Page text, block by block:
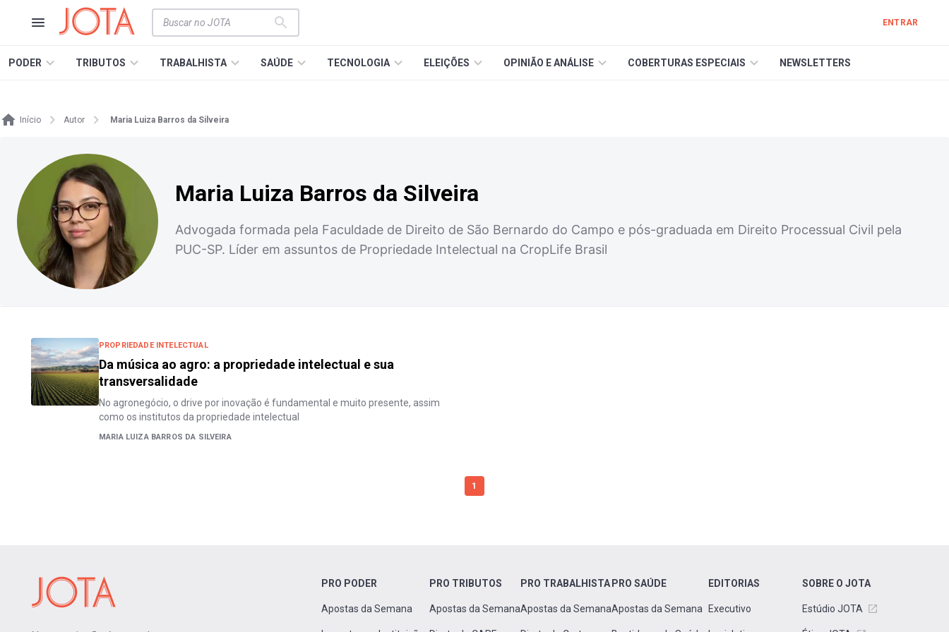
ENTRAR
PODER TRIBUTOS TRABALHISTA SAÚDE TECNOLOGIA ELEIÇÕES OPINIÃO E ANÁLISE COBERTURAS ESPECIAIS NEWSLETTERS
Início Autor Maria Luiza Barros da Silveira
Maria Luiza Barros da Silveira
Advogada formada pela Faculdade de Direito de São Bernardo do Campo e pós-graduada em Direito Processual Civil pela
PUC-SP. Líder em assuntos de Propriedade Intelectual na CropLife Brasil
PROPRIEDADE INTELECTUAL
Da música ao agro: a propriedade intelectual e sua
transversalidade
No agronegócio, o drive por inovação é fundamental e muito presente, assim
como os institutos da propriedade intelectual
MARIA LUIZA BARROS DA SILVEIRA
1
PRO PODER
Apostas da Semana
PRO TRIBUTOS
Apostas da Semana
PRO TRABALHISTA
Apostas da Semana
PRO SAÚDE
Apostas da Semana
EDITORIAS
Executivo
SOBRE O JOTA
Estúdio JOTA